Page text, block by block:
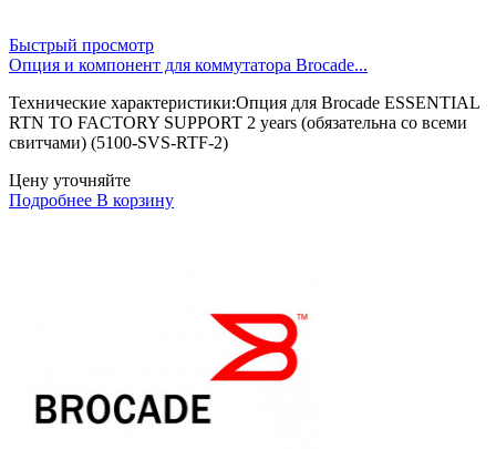
Быстрый просмотр
Опция и компонент для коммутатора Brocade...
Технические характеристики:Опция для Brocade ESSENTIAL
RTN TO FACTORY SUPPORT 2 years (обязательна со всеми
свитчами) (5100-SVS-RTF-2)
Цену уточняйте
Подробнее В корзину